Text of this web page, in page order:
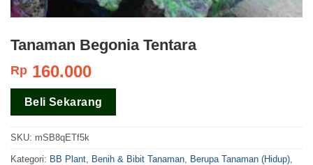
Tanaman Begonia Tentara
Rp 160.000
Beli Sekarang
SKU: mSB8qETf5k
Kategori: BB Plant Benih & Bibit Tanaman Berupa Tanaman (Hidup)